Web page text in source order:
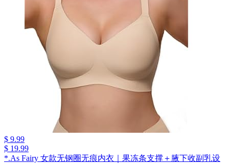
$ 9.99
$ 19.99
*.As Fairy 女款无钢圈无痕内衣｜果冻条支撑＋腋下收副乳设